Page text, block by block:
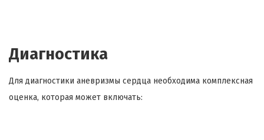
Диагностика
Для диагностики аневризмы сердца необходима комплексная
оценка, которая может включать: